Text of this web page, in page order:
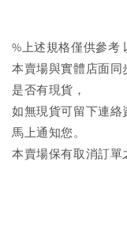
%上述規格僅供參考
本賣場與實體店面
是否有現貨，
如無現貨可留下連
馬上通知您。
本賣場保有取消訂單